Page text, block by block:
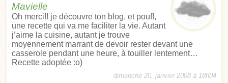
Mavielle
Oh merci!! je découvre ton blog, et pouf!,
une recette qui va me faciliter la vie. Autant
j’aime la cuisine, autant je trouve
moyennement marrant de devoir rester devant une
casserole pendant une heure, à touiller lentement…
Recette adoptée :o)
dimanche 20, janvier 2008 à 18h04